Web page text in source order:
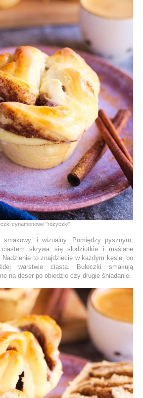
cynamonowe "różyczki"
i wizualny. Pomiędzy pysznym,
skrywa się słodziutkie i maślane
Nadzienie to znajdziecie w każdym kęsie, bo
warstwie ciasta. Bułeczki smakują
na deser po obiedzie czy drugie śniadanie.